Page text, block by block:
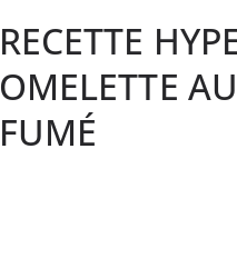
RECETTE
OMELETTE
FUMÉ